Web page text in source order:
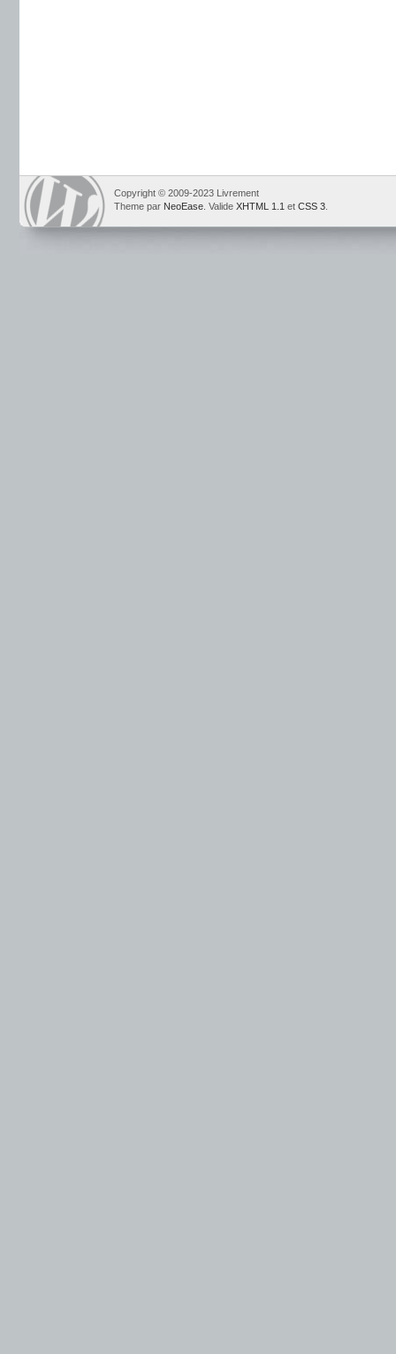
Copyright © 2009-2023 Livrement
Theme par NeoEase . Valide XHTML 1.1 et CSS 3